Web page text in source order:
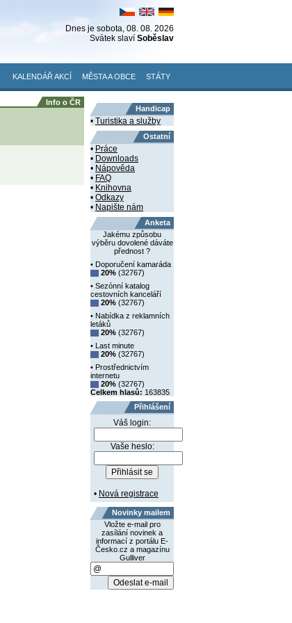
Dnes je sobota, 08. 08. 2026
Svátek slaví Soběslav
KALENDÁŘ AKCÍ MĚSTA A OBCE STÁTY
Info o ČR
Handicap
• Turistika a služby
Ostatní
• Práce
• Downloads
• Nápověda
• FAQ
• Knihovna
• Odkazy
• Napište nám
Anketa
Jakému způsobu
výběru dovolené dáváte
přednost ?
• Doporučení kamaráda
20% (32767)
• Sezónní katalog
cestovních kanceláří
20% (32767)
• Nabídka z reklamních
letáků
20% (32767)
• Last minute
20% (32767)
• Prostřednictvím
internetu
20% (32767)
Celkem hlasů: 163835
Přihlášení
Váš login:
Vaše heslo:
• Nová registrace
Novinky mailem
Vložte e-mail pro
zasílání novinek a
informací z portálu E-
Česko.cz a magazínu
Gulliver